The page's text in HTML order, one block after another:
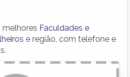
melhores Faculdades e
e região, com telefone e